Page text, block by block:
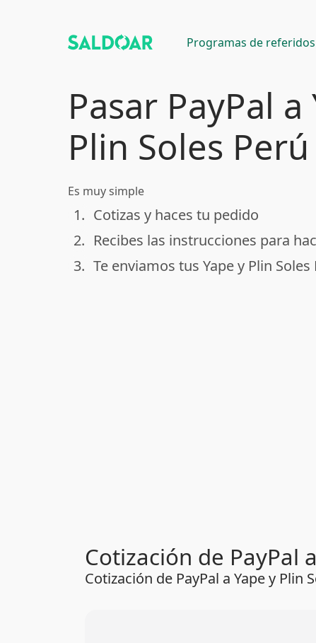
Programas de referidos
Pasar PayPal a
Plin Soles Perú
Es muy simple
done
1. Cotizas y haces tu pedido
done
2. Recibes las instrucciones para
done
3. Te enviamos tus Yape y Plin
Cotización de PayPal
Cotización de PayPal a Yape y Plin